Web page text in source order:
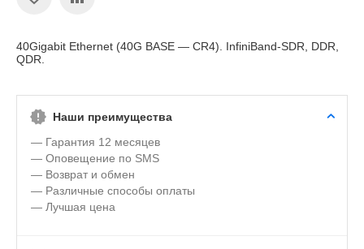
40Gigabit Ethernet (40G BASE — CR4). InfiniBand-SDR, DDR,
QDR.
Наши преимущества
— Гарантия 12 месяцев
— Оповещение по SMS
— Возврат и обмен
— Различные способы оплаты
— Лучшая цена